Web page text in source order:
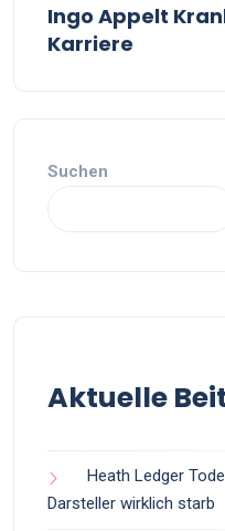
Ingo Appelt
Karriere
Suchen
Aktuelle
Heath Ledger
Darsteller wirklich starb